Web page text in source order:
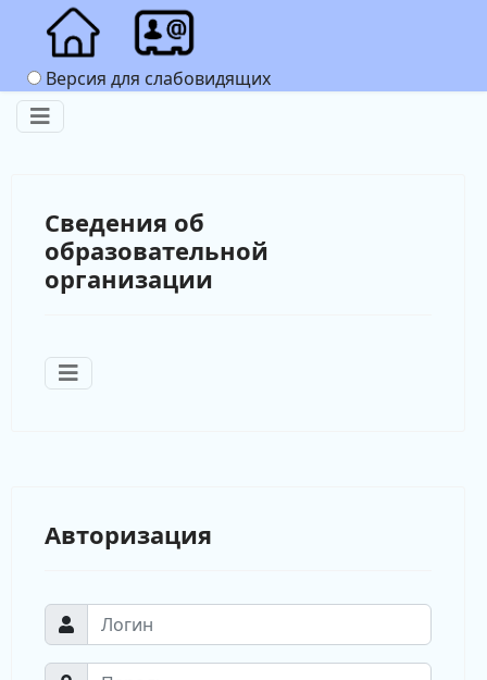
Версия для слабовидящих
Сведения об
образовательной
организации
Авторизация